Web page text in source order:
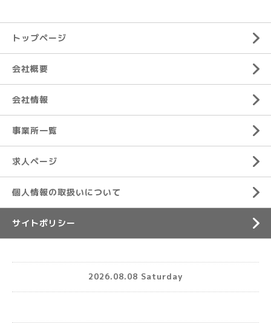
トップページ
会社概要
会社情報
事業所一覧
求人ページ
個人情報の取扱いについて
サイトポリシー
2026.08.08 Saturday